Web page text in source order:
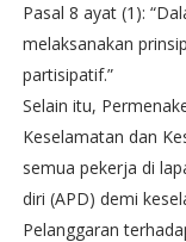
Pasal 8 ayat (1):
melaksanakan
partisipatif.”
Selain itu,
Keselamatan dan
semua pekerja di
diri (APD) demi
Pelanggaran